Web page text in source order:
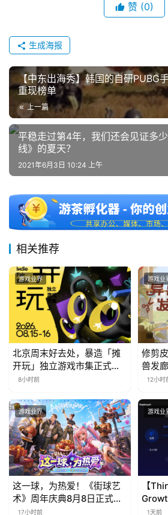
海
中
文
(
中
国
赞 (0)
生成海报
【中东出海秀】韩国的自研PUBG
重现榜单
上一篇
平稳走过第4年，我们还会见证多
线》的夏天？
2021年6月3日 10:24 上午
相关推荐
游戏业界
北京周末好去处，暴造「摊
开玩」独立游戏市集正式开
票！
8小时前
游戏业
修剪
兽发
免费
12小时
游戏业界
这一球，为热爱！《街球艺
术》周年庆典8月8日正式上
线，多重福利与全新内容同
17小时前
游戏业
【
会】
1天前